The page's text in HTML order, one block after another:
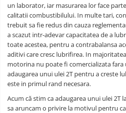
un laborator, iar masurarea lor face
calitatii combustibilului. In multe tari,
trebuit sa fie redus din cauza
a scazut intr-adevar capacitatea de a
toate acestea, pentru a contrabalansa
aditivi care cresc lubrifirea. In
motorina nu poate fi comercializata fara
adaugarea unui ulei 2T pentru a creste
este in primul rand necesara.
Acum că stim ca adaugarea unui ulei 2T
sa aruncam o privire la motivul pentru